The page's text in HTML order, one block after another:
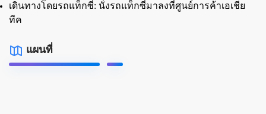
เดินทางโดยรถแท็กซี่: นั่งรถแท็กซี่มาลงที่ศูนย์การค้าเอเชีย
ทีค
แผนที่